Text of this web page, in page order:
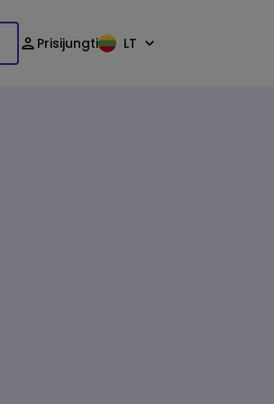
Prisijungti LT